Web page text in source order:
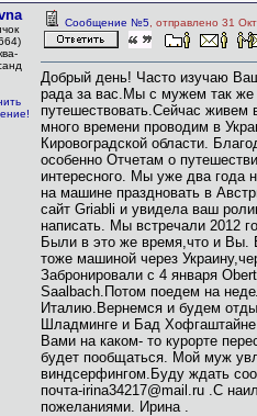
Сообщение №5 , отправлено 31
Добрый день! Часто изучаю
рада за вас.Мы с мужем так
путешествовать.Сейчас
много времени проводим в
Кировоградской области.
особенно Отчетам о
интересного. Мы уже два года
на машине праздновать в
сайт Griabli и увидела ваш
написать. Мы встречали 2012
Были в это же время,что и Вы.
тоже машиной через
Забронировали с 4 января
Saalbach.Потом поедем на
Италию.Вернемся и будем
Шладминге и Бад
Вами на каком- то курорте
будет пообщаться. Мой муж
виндсерфингом.Буду ждать
почта-irina34217@mail.ru .С
пожеланиями. Ирина .